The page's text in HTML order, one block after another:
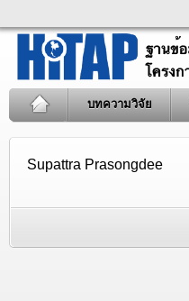
บทความวิจัย
Supattra Prasongdee